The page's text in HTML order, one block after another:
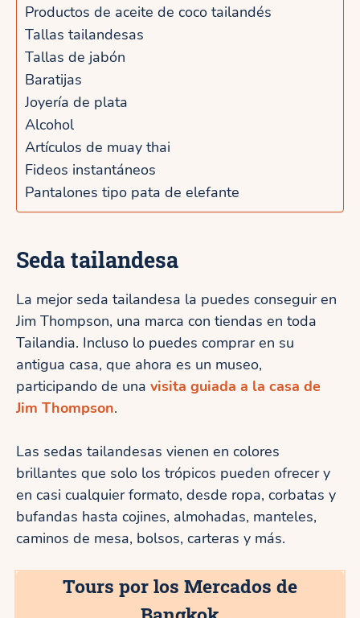
Productos de aceite de coco tailandés
Tallas tailandesas
Tallas de jabón
Baratijas
Joyería de plata
Alcohol
Artículos de muay thai
Fideos instantáneos
Pantalones tipo pata de elefante
Seda tailandesa
La mejor seda tailandesa la puedes conseguir en
Jim Thompson, una marca con tiendas en toda
Tailandia. Incluso lo puedes comprar en su
antigua casa, que ahora es un museo,
participando de una visita guiada a la casa de
Jim Thompson.
Las sedas tailandesas vienen en colores
brillantes que solo los trópicos pueden ofrecer y
en casi cualquier formato, desde ropa, corbatas y
bufandas hasta cojines, almohadas, manteles,
caminos de mesa, bolsos, carteras y más.
Tours por los Mercados de